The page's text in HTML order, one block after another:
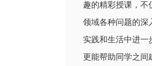
趣的精彩授课，不
领域各种问题的深
实践和生活中进一
更能帮助同学之间